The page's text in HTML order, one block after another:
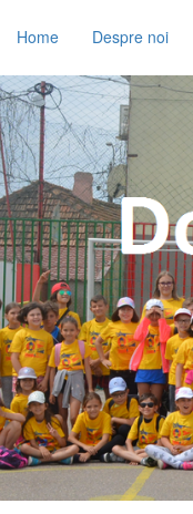
Home Despre noi